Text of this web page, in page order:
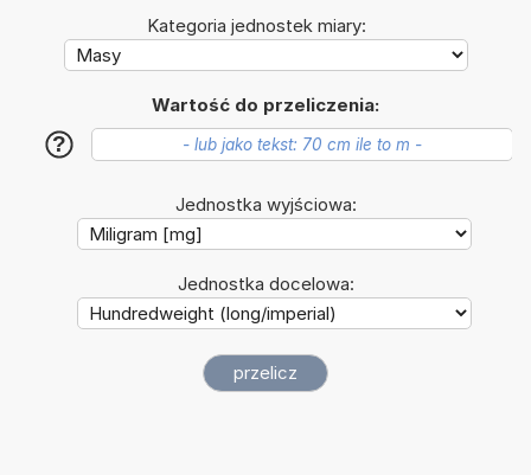
Kategoria jednostek miary:
Wartość do przeliczenia:
?
Jednostka wyjściowa:
Jednostka docelowa: